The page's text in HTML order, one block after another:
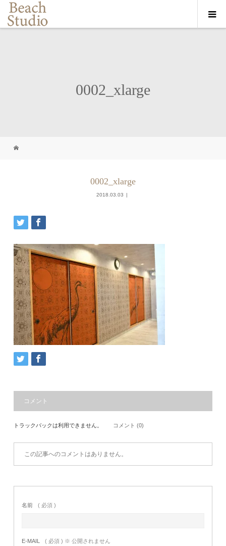
0002_xlarge
0002_xlarge
2018.03.03
コメント
トラックバックは利用できません。 コメント (0)
この記事へのコメントはありません。
名前 ( 必須 )
E-MAIL ( 必須 ) ※ 公開されません